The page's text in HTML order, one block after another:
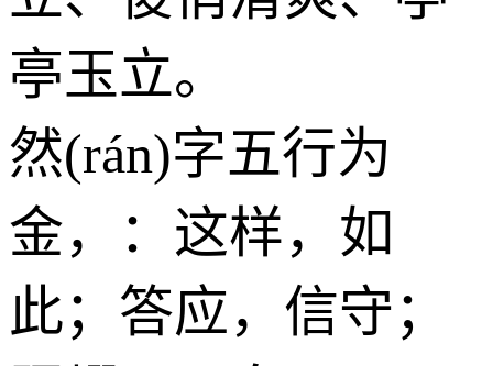
亭玉立。
然(rán)字五行为
金，：这样，如
此；答应，信守；